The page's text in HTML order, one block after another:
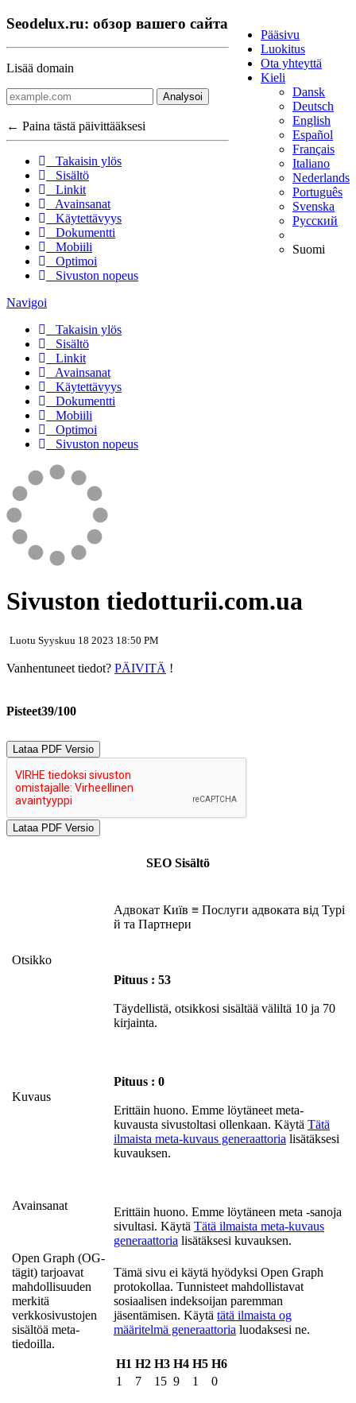
Pääsivu
Luokitus
Ota yhteyttä
Kieli
Dansk
Deutsch
English
Español
Français
Italiano
Nederlands
Português
Svenska
Русский
Suomi
Seodelux.ru: обзор вашего сайта
Lisää domain
Analysoi
← Paina tästä päivittääksesi
Takaisin ylös
Sisältö
Linkit
Avainsanat
Käytettävyys
Dokumentti
Mobiili
Optimoi
Sivuston nopeus
Navigoi
Takaisin ylös
Sisältö
Linkit
Avainsanat
Käytettävyys
Dokumentti
Mobiili
Optimoi
Sivuston nopeus
Sivuston tiedotturii.com.ua
Luotu Syyskuu 18 2023 18:50 PM
Vanhentuneet tiedot? PÄIVITÄ !
Pisteet39/100
Lataa PDF Versio
SEO Sisältö
Otsikko
Адвокат Київ ≡ Послуги адвоката від Турі
й та Партнери
Pituus : 53
Täydellistä, otsikkosi sisältää väliltä 10 ja 70
kirjainta.
Kuvaus
Pituus : 0
Erittäin huono. Emme löytäneet meta-
kuvausta sivustoltasi ollenkaan. Käytä Tätä
ilmaista meta-kuvaus generaattoria lisätäksesi
kuvauksen.
Avainsanat
Erittäin huono. Emme löytäneen meta -sanoja
sivultasi. Käytä Tätä ilmaista meta-kuvaus
generaattoria lisätäksesi kuvauksen.
Open Graph (OG-
tägit) tarjoavat
mahdollisuuden
merkitä
verkkosivustojen
sisältöä meta-
tiedoilla.
Tämä sivu ei käytä hyödyksi Open Graph
protokollaa. Tunnisteet mahdollistavat
sosiaalisen indeksoijan paremman
jäsentämisen. Käytä tätä ilmaista og
määritelmä generaattoria luodaksesi ne.
H1 H2 H3 H4 H5 H6
1
7 15 9 1 0